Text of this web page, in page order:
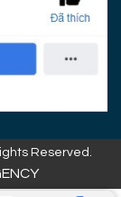
Reserved.